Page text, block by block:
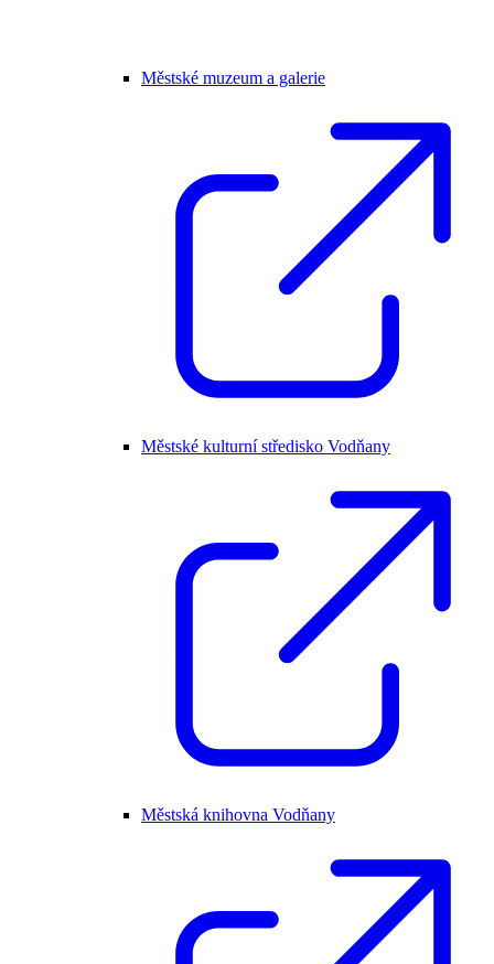
Městské muzeum a galerie
Městské kulturní středisko Vodňany
Městská knihovna Vodňany